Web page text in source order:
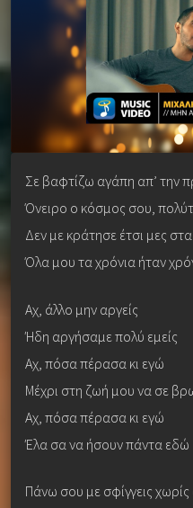
Σε βαφτίζω αγάπη απ’ την
Όνειρο ο κόσμος σου,
Δεν με κράτησε έτσι μες στα
Όλα μου τα χρόνια ήταν
Αχ, άλλο μην αργείς
Ήδη αργήσαμε πολύ εμείς
Αχ, πόσα πέρασα κι εγώ
Μέχρι στη ζωή μου να σε
Αχ, πόσα πέρασα κι εγώ
Έλα σα να ήσουν πάντα εδώ
Πάνω σου με σφίγγεις